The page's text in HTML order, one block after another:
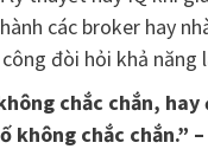
các broker hay
đòi hỏi khả năng
chắc chắn,
chắc chắn.”